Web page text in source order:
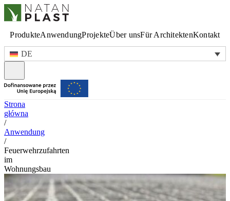
ProdukteAnwendungProjekteÜber unsFür ArchitektenKontakt
DE
Strona
główna
/
Anwendung
/
Feuerwehrzufahrten
im
Wohnungsbau